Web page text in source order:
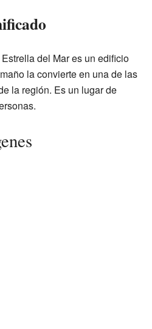
del Mar es un edificio
la convierte en una de las
la región. Es un lugar de